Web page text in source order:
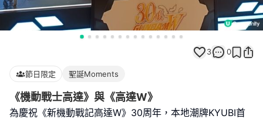
3 0
節日限定 聖誕Moments
《機動戰士高達》與《高達W》
為慶祝《新機動戰記高達W》30周年，本地潮牌KYUBI首